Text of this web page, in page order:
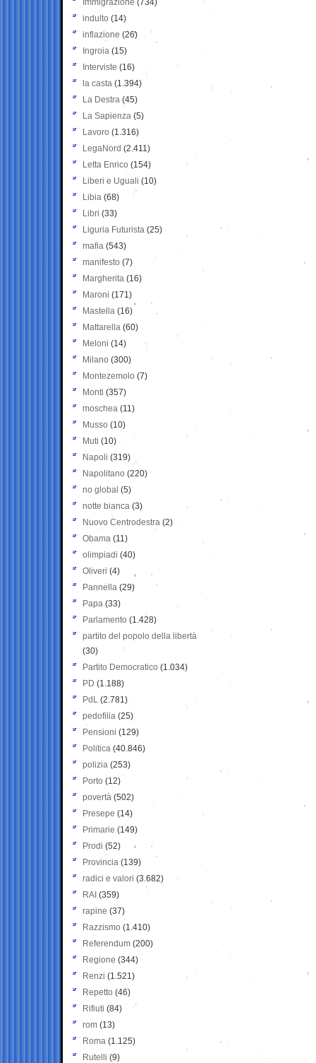
Immigrazione (734)
indulto (14)
inflazione (26)
Ingroia (15)
Interviste (16)
la casta (1.394)
La Destra (45)
La Sapienza (5)
Lavoro (1.316)
LegaNord (2.411)
Letta Enrico (154)
Liberi e Uguali (10)
Libia (68)
Libri (33)
Liguria Futurista (25)
mafia (543)
manifesto (7)
Margherita (16)
Maroni (171)
Mastella (16)
Mattarella (60)
Meloni (14)
Milano (300)
Montezemolo (7)
Monti (357)
moschea (11)
Musso (10)
Muti (10)
Napoli (319)
Napolitano (220)
no global (5)
notte bianca (3)
Nuovo Centrodestra (2)
Obama (11)
olimpiadi (40)
Oliveri (4)
Pannella (29)
Papa (33)
Parlamento (1.428)
partito del popolo della libertà
(30)
Partito Democratico (1.034)
PD (1.188)
PdL (2.781)
pedofilia (25)
Pensioni (129)
Politica (40.846)
polizia (253)
Porto (12)
povertà (502)
Presepe (14)
Primarie (149)
Prodi (52)
Provincia (139)
radici e valori (3.682)
RAI (359)
rapine (37)
Razzismo (1.410)
Referendum (200)
Regione (344)
Renzi (1.521)
Repetto (46)
Rifiuti (84)
rom (13)
Roma (1.125)
Rutelli (9)